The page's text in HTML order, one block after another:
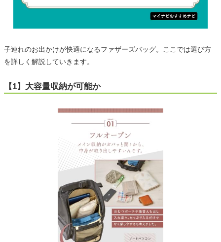
子連れのお出かけが快適になるファザーズバッグ。ここでは選び方
を詳しく解説していきます。
【1】大容量収納が可能か